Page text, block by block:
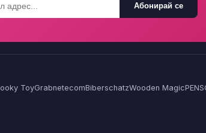
Абонирай се
ooky ToyGrabnetecomBiberschatzWooden Magic